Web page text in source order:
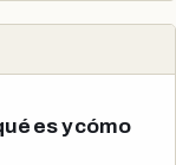
es y cómo